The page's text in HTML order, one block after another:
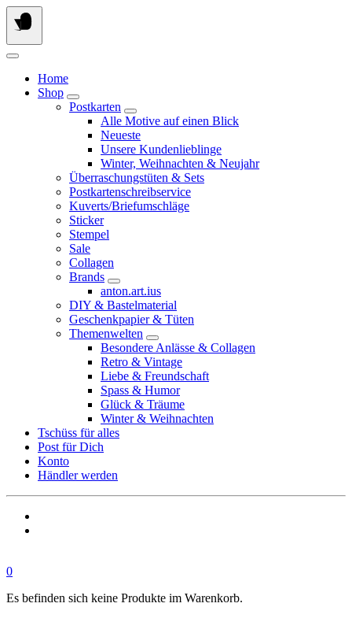
Springe
zum
Inhalt
Home
Shop
Postkarten
Alle Motive auf einen Blick
Neueste
Unsere Kundenlieblinge
Winter, Weihnachten & Neujahr
Überraschungstüten & Sets
Postkartenschreibservice
Kuverts/Briefumschläge
Sticker
Stempel
Sale
Collagen
Brands
anton.art.ius
DIY & Bastelmaterial
Geschenkpapier & Tüten
Themenwelten
Besondere Anlässe & Collagen
Retro & Vintage
Liebe & Freundschaft
Spass & Humor
Glück & Träume
Winter & Weihnachten
Tschüss für alles
Post für Dich
Konto
Händler werden
0
Es befinden sich keine Produkte im Warenkorb.